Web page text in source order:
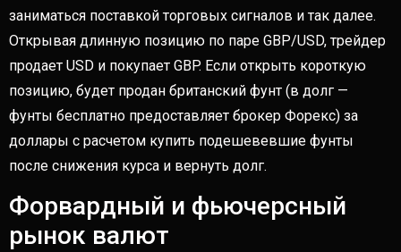
заниматься поставкой торговых сигналов и так далее.
Открывая длинную позицию по паре GBP/USD, трейдер
продает USD и покупает GBP. Если открыть короткую
позицию, будет продан британский фунт (в долг —
фунты бесплатно предоставляет брокер Форекс) за
доллары с расчетом купить подешевевшие фунты
после снижения курса и вернуть долг.
Форвардный и фьючерсный
рынок валют